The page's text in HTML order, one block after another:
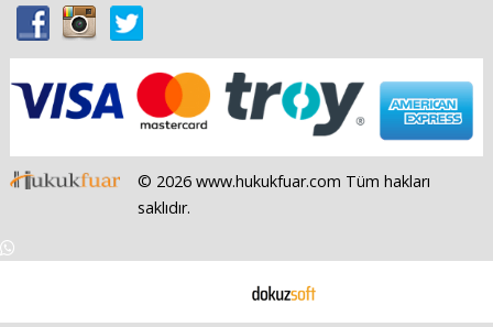
© 2026 www.hukukfuar.com Tüm hakları
saklıdır.